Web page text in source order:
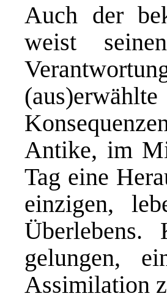
Auch der
weist
Antike, im
Tag eine
einzigen,
gelungen,
Assimilation